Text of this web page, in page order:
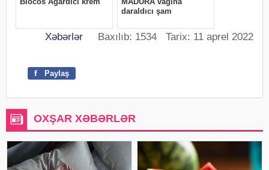
Xəbərlər Baxılıb: 1534 Tarix: 11 aprel 2022
f Paylaş
OXŞAR XƏBƏRLƏR